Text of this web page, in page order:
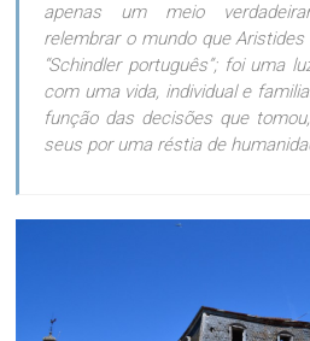
apenas um meio
relembrar o mundo que
“Schindler português”; foi uma
com uma vida, individual e
função das decisões que
seus por uma réstia de